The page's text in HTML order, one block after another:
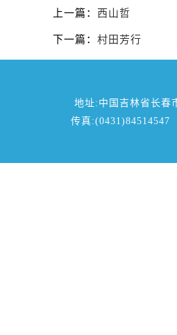
上一篇： 西山哲
下一篇： 村田芳行
地址:中国吉林省长春
传真